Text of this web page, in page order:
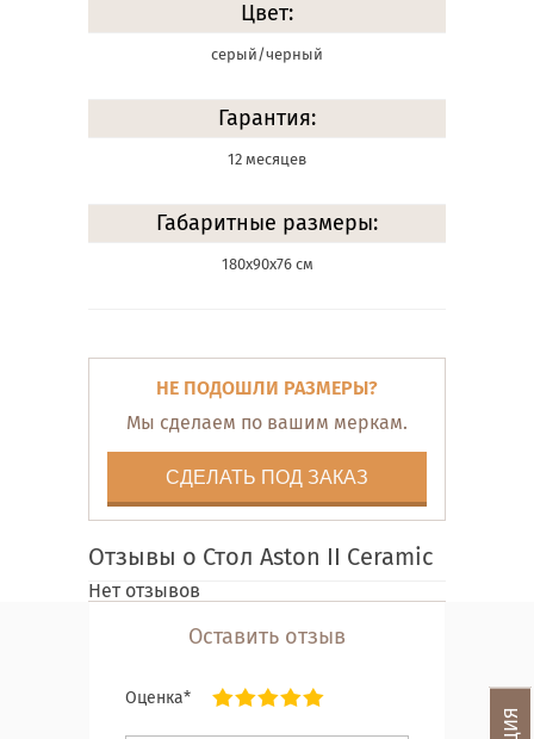
Цвет:
серый/черный
Гарантия:
12 месяцев
Габаритные размеры:
180х90х76 см
НЕ ПОДОШЛИ РАЗМЕРЫ?
Мы сделаем по вашим меркам.
СДЕЛАТЬ ПОД ЗАКАЗ
Отзывы о Стол Aston II Ceramic
Нет отзывов
Оставить отзыв
Оценка*